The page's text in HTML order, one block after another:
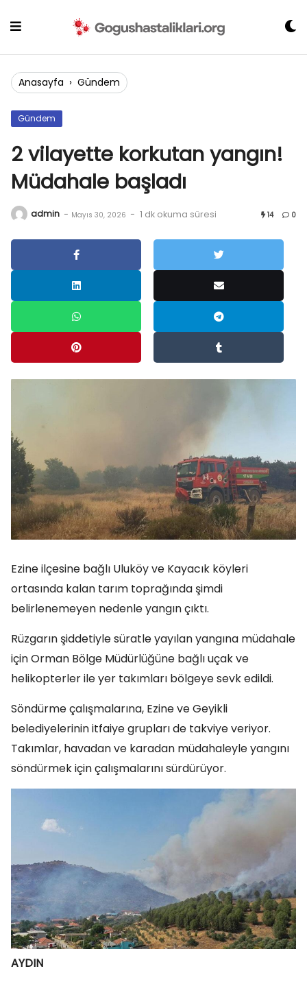
Anasayfa › Gündem
Gündem
2 vilayette korkutan yangın!
Müdahale başladı
admin - Mayıs 30, 2026 - 1 dk okuma süresi 14 0
Ezine ilçesine bağlı Uluköy ve Kayacık köyleri
ortasında kalan tarım toprağında şimdi
belirlenemeyen nedenle yangın çıktı.
Rüzgarın şiddetiyle süratle yayılan yangına müdahale
için Orman Bölge Müdürlüğüne bağlı uçak ve
helikopterler ile yer takımları bölgeye sevk edildi.
Söndürme çalışmalarına, Ezine ve Geyikli
belediyelerinin itfaiye grupları de takviye veriyor.
Takımlar, havadan ve karadan müdahaleyle yangını
söndürmek için çalışmalarını sürdürüyor.
AYDIN